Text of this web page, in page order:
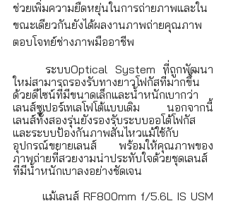
ช่วยเพิ่มความยืดหยุ่นในการถ่ายภาพและใน
ขณะเดียวกันยังได้ผลงานภาพถ่ายคุณภาพ
ตอบโจทย์ช่างภาพมืออาชีพ
ใหม่สามารถรองรับทางยาวโฟกัสที่มากขึ้น
ด้วยดีไซน์ที่มีขนาดเล็กและน้ำหนักเบากว่า
เลนส์ซูเปอร์เทเลโฟโต้แบบเดิม นอกจากนี้
เลนส์ทั้งสองรุ่นยังรองรับระบบออโต้โฟกัส
และระบบป้องกันภาพสั่นไหวแม้ใช้กับ
อุปกรณ์ขยายเลนส์ พร้อมให้คุณภาพของ
ภาพถ่ายที่สวยงามน่าประทับใจด้วยชุดเลนส์
ที่มีน้ำหนักเบาลงอย่างชัดเจน